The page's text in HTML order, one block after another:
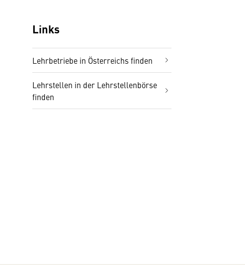
Links
Lehrbetriebe in Österreichs finden
Lehrstellen in der Lehrstellenbörse
finden